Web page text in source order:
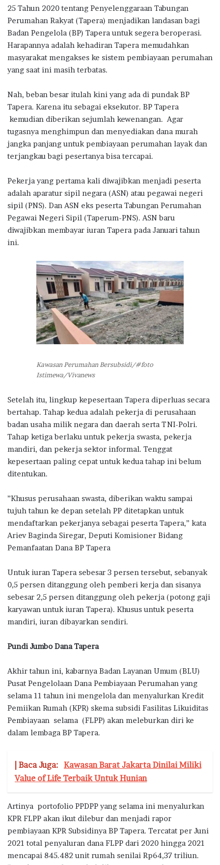
b
o
o
k
te
r
s
A
p
p
g
ra
m
e
25 Tahun 2020 tentang Penyelenggaraan Tabungan
Perumahan Rakyat (Tapera) menjadikan landasan bagi
Badan Pengelola (BP) Tapera untuk segera beroperasi.
Harapannya adalah kehadiran Tapera memudahkan
masyarakat mengakses ke sistem pembiayaan perumahan
yang saat ini masih terbatas.
Nah, beban besar itulah kini yang ada di pundak BP
Tapera. Karena itu sebagai eksekutor. BP Tapera
kemudian diberikan sejumlah kewenangan. Agar
tugasnya menghimpun dan menyediakan dana murah
jangka panjang untuk pembiayaan perumahan layak dan
terjangkau bagi pesertanya bisa tercapai.
Pekerja yang pertama kali diwajibkan menjadi peserta
adalah aparatur sipil negara (ASN) atau pegawai negeri
sipil (PNS). Dan ASN eks peserta Tabungan Perumahan
Pegawai Negeri Sipil (Taperum-PNS). ASN baru
diwajibkan membayar iuran Tapera pada Januari tahun
ini.
Kawasan Perumahan Bersubsidi/#foto
Istimewa/Vivanews
Setelah itu, lingkup kepesertaan Tapera diperluas secara
bertahap. Tahap kedua adalah pekerja di perusahaan
badan usaha milik negara dan daerah serta TNI-Polri.
Tahap ketiga berlaku untuk pekerja swasta, pekerja
mandiri, dan pekerja sektor informal. Tenggat
kepesertaan paling cepat untuk kedua tahap ini belum
ditentukan.
”Khusus perusahaan swasta, diberikan waktu sampai
tujuh tahun ke depan setelah PP ditetapkan untuk
mendaftarkan pekerjanya sebagai peserta Tapera,” kata
Ariev Baginda Siregar, Deputi Komisioner Bidang
Pemanfaatan Dana BP Tapera
Untuk iuran Tapera sebesar 3 persen tersebut, sebanyak
0,5 persen ditanggung oleh pemberi kerja dan sisanya
sebesar 2,5 persen ditanggung oleh pekerja (potong gaji
karyawan untuk iuran Tapera). Khusus untuk peserta
mandiri, iuran dibayarkan sendiri.
Pundi Jumbo Dana Tapera
Akhir tahun ini, kabarnya Badan Layanan Umum (BLU)
Pusat Pengelolaan Dana Pembiayaan Perumahan yang
selama 11 tahun ini mengelola dan menyalurkan Kredit
Pemiikan Rumah (KPR) skema subsidi Fasilitas Likuiditas
Pembiayaan selama (FLPP) akan meleburkan diri ke
dalam lembaga BP Tapera.
| Baca Juga: Kawasan Barat Jakarta Dinilai Miliki
Value of Life Terbaik Untuk Hunian
Artinya portofolio PPDPP yang selama ini menyalurkan
KPR FLPP akan ikut dilebur dan menjadi rapor
pembiayaan KPR Subsidinya BP Tapera. Tercatat per Juni
2021 total penyaluran dana FLPP dari 2020 hingga 2021
mencapai 845.482 unit rumah senilai Rp64,37 triliun.